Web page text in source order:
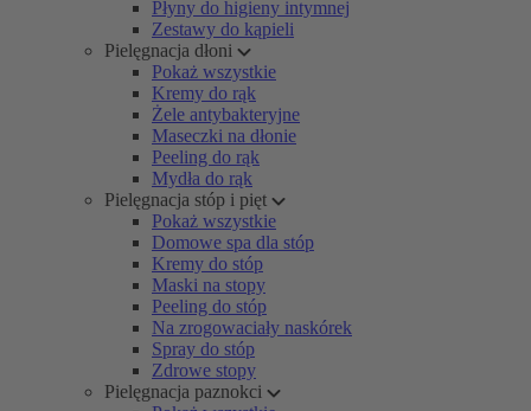
Płyny do higieny intymnej
Zestawy do kąpieli
Pielęgnacja dłoni
Pokaż wszystkie
Kremy do rąk
Żele antybakteryjne
Maseczki na dłonie
Peeling do rąk
Mydła do rąk
Pielęgnacja stóp i pięt
Pokaż wszystkie
Domowe spa dla stóp
Kremy do stóp
Maski na stopy
Peeling do stóp
Na zrogowaciały naskórek
Spray do stóp
Zdrowe stopy
Pielęgnacja paznokci